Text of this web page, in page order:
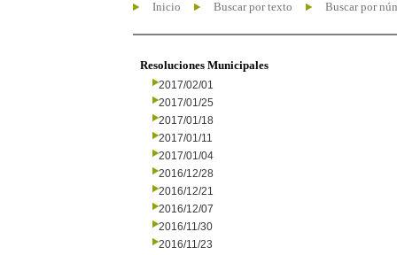
Inicio Buscar por texto Buscar por
Resoluciones Municipales
2017/02/01
2017/01/25
2017/01/18
2017/01/11
2017/01/04
2016/12/28
2016/12/21
2016/12/07
2016/11/30
2016/11/23